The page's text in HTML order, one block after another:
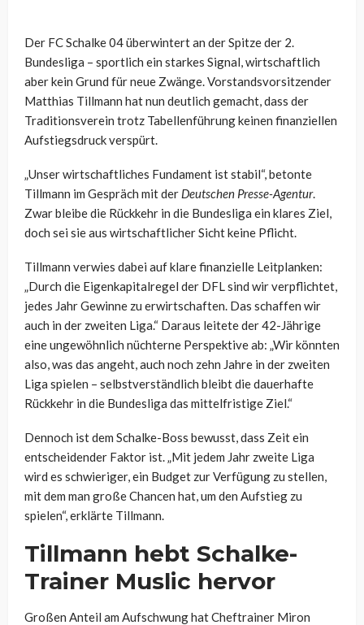
Der FC Schalke 04 überwintert an der Spitze der 2.
Bundesliga – sportlich ein starkes Signal, wirtschaftlich
aber kein Grund für neue Zwänge. Vorstandsvorsitzender
Matthias Tillmann hat nun deutlich gemacht, dass der
Traditionsverein trotz Tabellenführung keinen finanziellen
Aufstiegsdruck verspürt.
„Unser wirtschaftliches Fundament ist stabil“, betonte
Tillmann im Gespräch mit der Deutschen Presse-Agentur.
Zwar bleibe die Rückkehr in die Bundesliga ein klares Ziel,
doch sei sie aus wirtschaftlicher Sicht keine Pflicht.
Tillmann verwies dabei auf klare finanzielle Leitplanken:
„Durch die Eigenkapitalregel der DFL sind wir verpflichtet,
jedes Jahr Gewinne zu erwirtschaften. Das schaffen wir
auch in der zweiten Liga.“ Daraus leitete der 42-Jährige
eine ungewöhnlich nüchterne Perspektive ab: „Wir könnten
also, was das angeht, auch noch zehn Jahre in der zweiten
Liga spielen – selbstverständlich bleibt die dauerhafte
Rückkehr in die Bundesliga das mittelfristige Ziel.“
Dennoch ist dem Schalke-Boss bewusst, dass Zeit ein
entscheidender Faktor ist. „Mit jedem Jahr zweite Liga
wird es schwieriger, ein Budget zur Verfügung zu stellen,
mit dem man große Chancen hat, um den Aufstieg zu
spielen“, erklärte Tillmann.
Tillmann hebt Schalke-
Trainer Muslic hervor
Großen Anteil am Aufschwung hat Cheftrainer Miron